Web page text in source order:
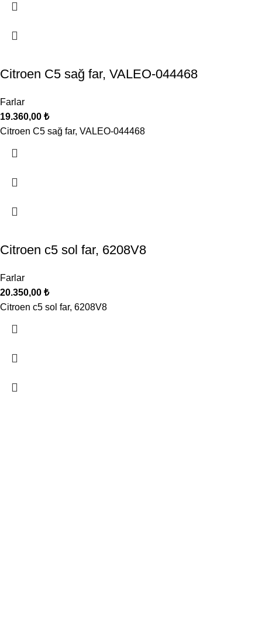
Citroen C5 sağ far, VALEO-044468
Farlar
19.360,00 ₺
Citroen C5 sağ far, VALEO-044468
Citroen c5 sol far, 6208V8
Farlar
20.350,00 ₺
Citroen c5 sol far, 6208V8